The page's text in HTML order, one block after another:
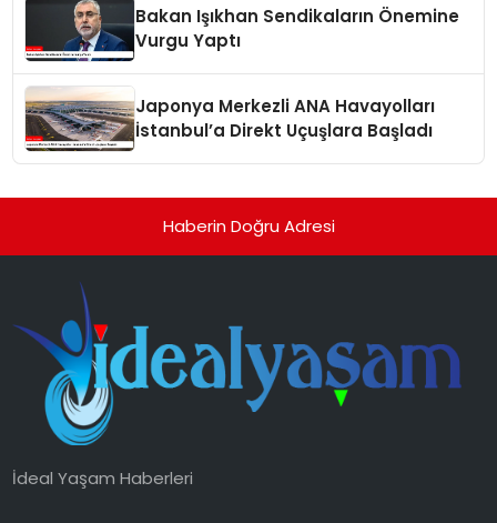
Bakan Işıkhan Sendikaların Önemine
Vurgu Yaptı
Japonya Merkezli ANA Havayolları
İstanbul’a Direkt Uçuşlara Başladı
Haberin Doğru Adresi
İdeal Yaşam Haberleri